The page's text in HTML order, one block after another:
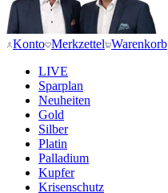
Konto Merkzettel Warenkorb
LIVE
Sparplan
Neuheiten
Gold
Silber
Platin
Palladium
Kupfer
Krisenschutz